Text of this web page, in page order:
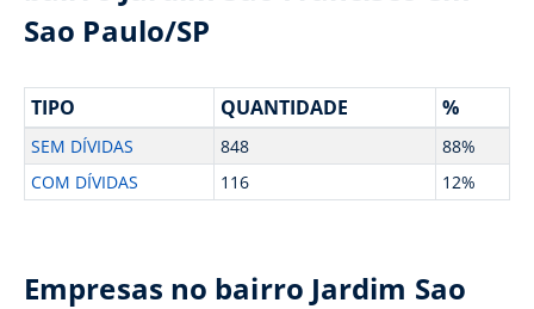
Sao Paulo/SP
TIPO QUANTIDADE %
SEM DÍVIDAS 848
88%
COM DÍVIDAS
116 12%
Empresas no bairro Jardim Sao